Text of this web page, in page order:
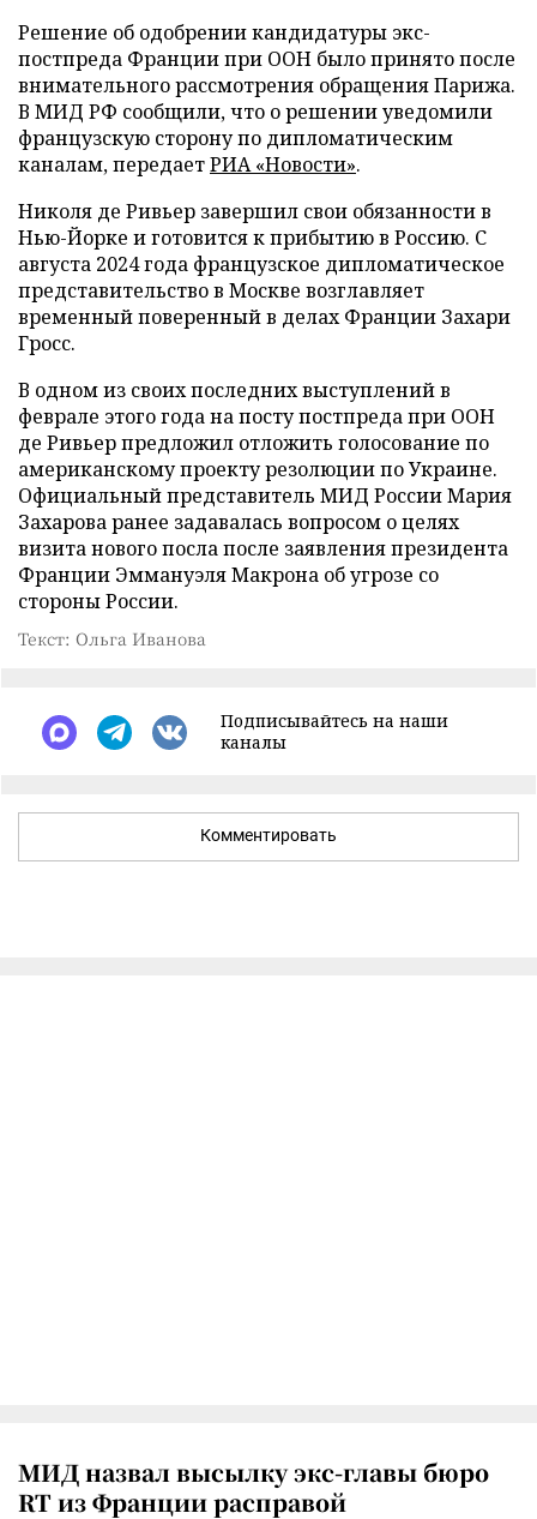
Решение об одобрении кандидатуры экс-
постпреда Франции при ООН было принято после
внимательного рассмотрения обращения Парижа.
В МИД РФ сообщили, что о решении уведомили
французскую сторону по дипломатическим
каналам, передаетРИА «Новости».
Николя де Ривьер завершил свои обязанности в
Нью-Йорке и готовится к прибытию в Россию. С
августа 2024 года французское дипломатическое
представительство в Москве возглавляет
временный поверенный в делах Франции Захари
Гросс.
В одном из своих последних выступлений в
феврале этого года на посту постпреда при ООН
де Ривьер предложил отложить голосование по
американскому проекту резолюции по Украине.
Официальный представитель МИД России Мария
Захарова ранее задавалась вопросом о целях
визита нового посла после заявления президента
Франции Эммануэля Макрона об угрозе со
стороны России.
Текст: Ольга Иванова
Подписывайтесь на наши
каналы
Комментировать
МИД назвал высылку экс-главы бюро
RT из Франции расправой